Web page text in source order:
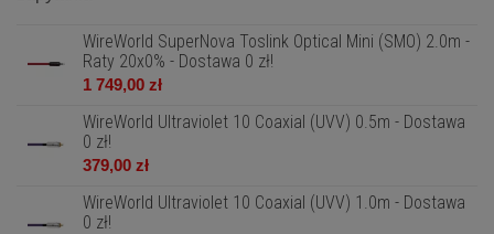
WireWorld SuperNova Toslink Optical Mini (SMO) 2.0m -
Raty 20x0% - Dostawa 0 zł!
1 749,00 zł
WireWorld Ultraviolet 10 Coaxial (UVV) 0.5m - Dostawa
0 zł!
379,00 zł
WireWorld Ultraviolet 10 Coaxial (UVV) 1.0m - Dostawa
0 zł!